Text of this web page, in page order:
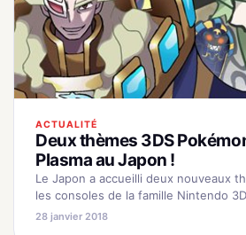
ACTUALITÉ
Deux thèmes 3DS
Plasma au Japon !
Le Japon a accueilli deux nouveaux
les consoles de la famille Nintendo
une prochaine sortie internationale...
28 janvier 2018